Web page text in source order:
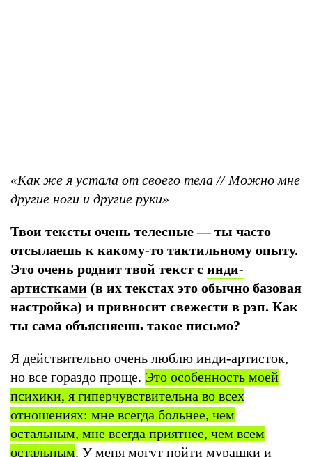
«Как же я устала от своего тела // Можно мне
другие ноги и другие руки»
Твои тексты очень телесные — ты часто
отсылаешь к какому-то тактильному опыту.
Это очень роднит твой текст с инди-
артистками (в их текстах это обычно базовая
настройка) и привносит свежести в рэп. Как
ты сама объясняешь такое письмо?
Я действительно очень люблю инди-артисток,
но все гораздо проще. Это особенность моей
психики, я гиперчувствительна во всех
отношениях: мне всегда больнее, чем
остальным, мне всегда приятнее, чем всем
остальным. У меня могут пойти мурашки и